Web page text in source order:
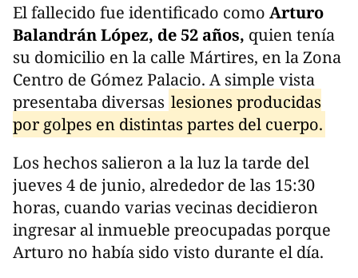
El fallecido fue identificado como Arturo
Balandrán López, de 52 años, quien tenía
su domicilio en la calle Mártires, en la Zona
Centro de Gómez Palacio. A simple vista
presentaba diversas lesiones producidas
por golpes en distintas partes del cuerpo.
Los hechos salieron a la luz la tarde del
jueves 4 de junio, alrededor de las 15:30
horas, cuando varias vecinas decidieron
ingresar al inmueble preocupadas porque
Arturo no había sido visto durante el día.